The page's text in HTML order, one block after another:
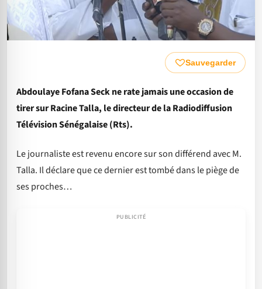
Sauvegarder
Abdoulaye Fofana Seck ne rate jamais une occasion de
tirer sur Racine Talla, le directeur de la Radiodiffusion
Télévision Sénégalaise (Rts).
Le journaliste est revenu encore sur son différend avec M.
Talla. Il déclare que ce dernier est tombé dans le piège de
ses proches…